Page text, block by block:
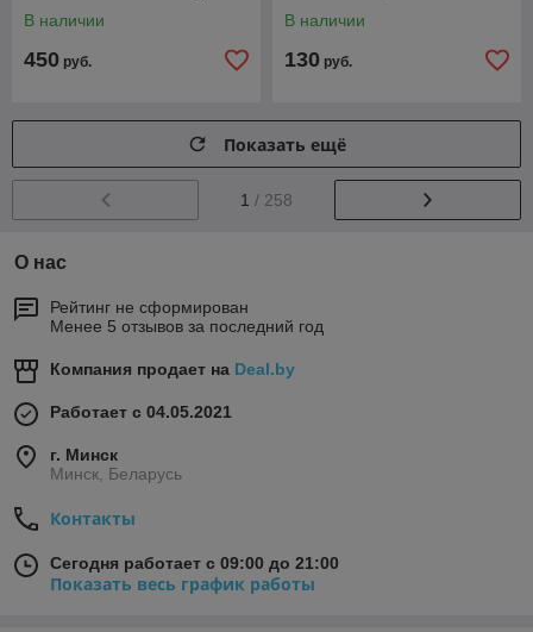
В наличии
450 руб.
В наличии
130 руб.
Показать ещё
1 / 258
О нас
Рейтинг не сформирован
Менее 5 отзывов за последний год
Компания продает на Deal.by
Работает с 04.05.2021
г. Минск
Минск, Беларусь
Контакты
Сегодня работает с 09:00 до 21:00
Показать весь график работы